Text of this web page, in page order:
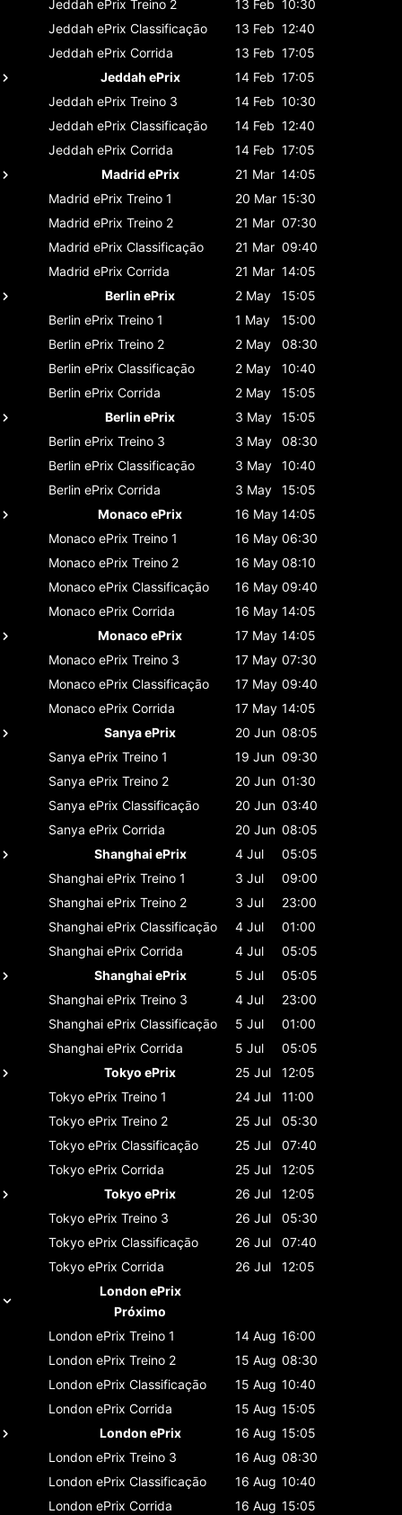
Jeddah ePrix Treino 2 13 Feb 10:30
Jeddah ePrix Classificaçāo 13 Feb 12:40
Jeddah ePrix Corrida 13 Feb 17:05
Jeddah ePrix
14 Feb 17:05
Jeddah ePrix Treino 3 14 Feb 10:30
Jeddah ePrix Classificaçāo 14 Feb 12:40
Jeddah ePrix Corrida 14 Feb 17:05
Madrid ePrix
21 Mar 14:05
Madrid ePrix Treino 1 20 Mar 15:30
Madrid ePrix Treino 2 21 Mar 07:30
Madrid ePrix Classificaçāo 21 Mar 09:40
Madrid ePrix Corrida 21 Mar 14:05
Berlin ePrix
2 May
15:05
Berlin ePrix Treino 1 1 May
15:00
Berlin ePrix Treino 2 2 May
08:30
Berlin ePrix Classificaçāo 2 May
10:40
Berlin ePrix Corrida 2 May
15:05
Berlin ePrix
3 May
15:05
Berlin ePrix Treino 3 3 May
08:30
Berlin ePrix Classificaçāo 3 May
10:40
Berlin ePrix Corrida 3 May
15:05
Monaco ePrix
16 May 14:05
Monaco ePrix Treino 1 16 May 06:30
Monaco ePrix Treino 2 16 May 08:10
Monaco ePrix Classificaçāo 16 May 09:40
Monaco ePrix Corrida 16 May 14:05
Monaco ePrix
17 May 14:05
Monaco ePrix Treino 3 17 May 07:30
Monaco ePrix Classificaçāo 17 May 09:40
Monaco ePrix Corrida 17 May 14:05
Sanya ePrix
20 Jun 08:05
Sanya ePrix Treino 1 19 Jun 09:30
Sanya ePrix Treino 2 20 Jun 01:30
Sanya ePrix Classificaçāo 20 Jun 03:40
Sanya ePrix Corrida 20 Jun 08:05
Shanghai ePrix
4 Jul
05:05
Shanghai ePrix Treino 1 3 Jul
09:00
Shanghai ePrix Treino 2 3 Jul
23:00
Shanghai ePrix Classificaçāo 4 Jul
01:00
Shanghai ePrix Corrida 4 Jul
05:05
Shanghai ePrix
5 Jul
05:05
Shanghai ePrix Treino 3 4 Jul
23:00
Shanghai ePrix Classificaçāo 5 Jul
01:00
Shanghai ePrix Corrida 5 Jul
05:05
Tokyo ePrix
25 Jul
12:05
Tokyo ePrix Treino 1 24 Jul
11:00
Tokyo ePrix Treino 2 25 Jul
05:30
Tokyo ePrix Classificaçāo 25 Jul
07:40
Tokyo ePrix Corrida 25 Jul
12:05
Tokyo ePrix
26 Jul
12:05
Tokyo ePrix Treino 3 26 Jul
05:30
Tokyo ePrix Classificaçāo 26 Jul
07:40
Tokyo ePrix Corrida 26 Jul
12:05
London ePrix
Próximo
London ePrix Treino 1 14 Aug 16:00
London ePrix Treino 2 15 Aug 08:30
London ePrix Classificaçāo 15 Aug 10:40
London ePrix Corrida 15 Aug 15:05
London ePrix
16 Aug 15:05
London ePrix Treino 3 16 Aug 08:30
London ePrix Classificaçāo 16 Aug 10:40
London ePrix Corrida 16 Aug 15:05